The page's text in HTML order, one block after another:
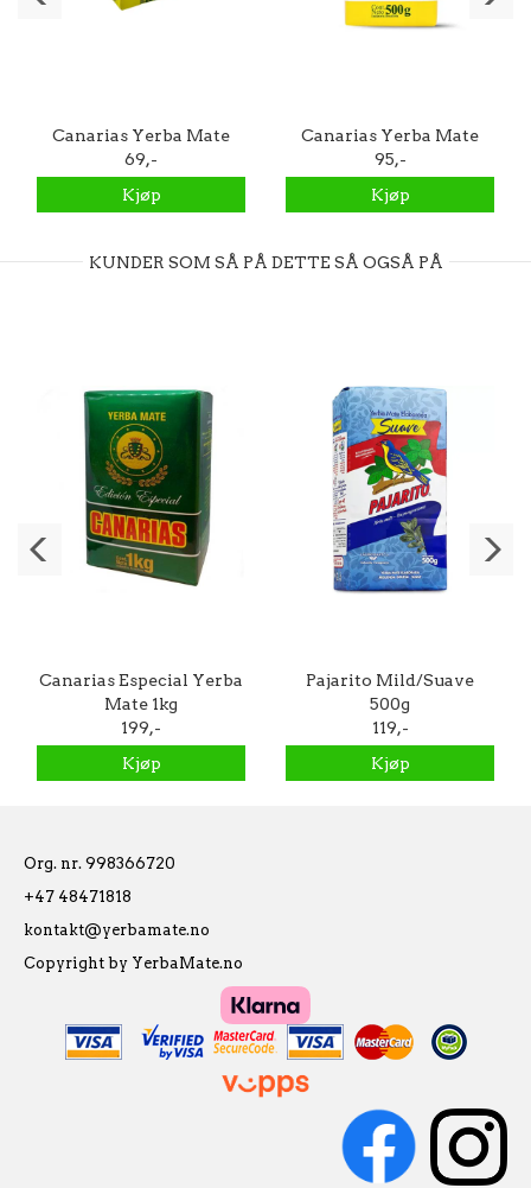
Canarias Yerba Mate
250g
69,-
Kjøp
Canarias Yerba Mate
500g
95,-
Kjøp
KUNDER SOM SÅ PÅ DETTE SÅ OGSÅ PÅ
Canarias Especial Yerba
Mate 1kg
199,-
Kjøp
Pajarito Mild/Suave
500g
119,-
Kjøp
Org. nr. 998366720
+47 48471818
kontakt@yerbamate.no
Copyright by YerbaMate.no